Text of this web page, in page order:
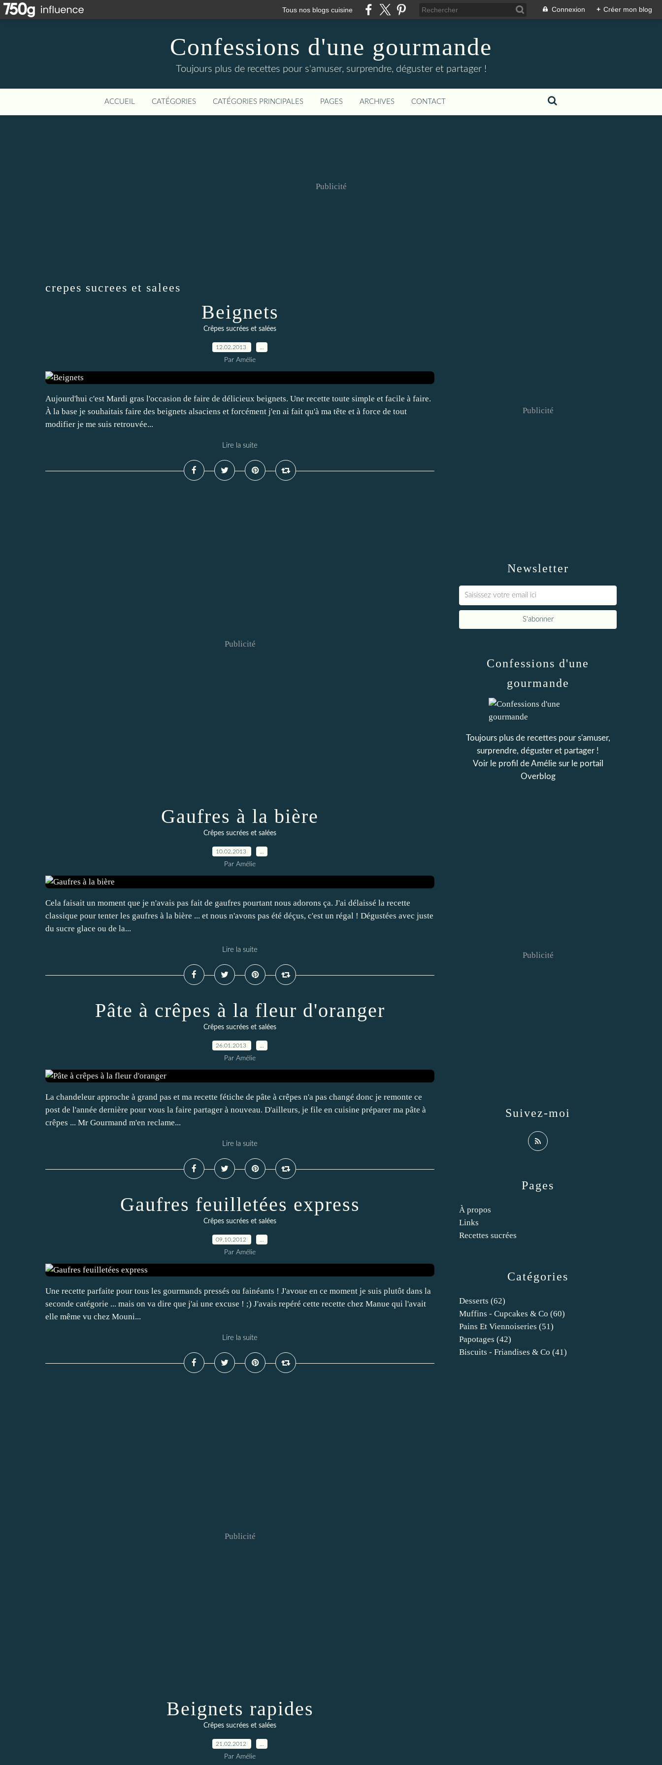
Tous nos blogs cuisine Connexion + Créer mon blog
Confessions d'une gourmande
Toujours plus de recettes pour s'amuser, surprendre, déguster et partager !
ACCUEIL CATÉGORIES CATÉGORIES PRINCIPALES PAGES ARCHIVES CONTACT
Publicité
crepes sucrees et salees
Beignets
Crêpes sucrées et salées
12.02.2013
Par Amélie
Aujourd'hui c'est Mardi gras l'occasion de faire de délicieux beignets. Une recette toute simple et facile à faire.
À la base je souhaitais faire des beignets alsaciens et forcément j'en ai fait qu'à ma tête et à force de tout
modifier je me suis retrouvée...
Lire la suite
Publicité
Gaufres à la bière
Crêpes sucrées et salées
10.02.2013
Par Amélie
Cela faisait un moment que je n'avais pas fait de gaufres pourtant nous adorons ça. J'ai délaissé la recette
classique pour tenter les gaufres à la bière ... et nous n'avons pas été déçus, c'est un régal ! Dégustées avec juste
du sucre glace ou de la...
Lire la suite
Pâte à crêpes à la fleur d'oranger
Crêpes sucrées et salées
26.01.2013
Par Amélie
La chandeleur approche à grand pas et ma recette fétiche de pâte à crêpes n'a pas changé donc je remonte ce
post de l'année dernière pour vous la faire partager à nouveau. D'ailleurs, je file en cuisine préparer ma pâte à
crêpes ... Mr Gourmand m'en reclame...
Lire la suite
Gaufres feuilletées express
Crêpes sucrées et salées
09.10.2012
Par Amélie
Une recette parfaite pour tous les gourmands pressés ou fainéants ! J'avoue en ce moment je suis plutôt dans la
seconde catégorie ... mais on va dire que j'ai une excuse ! ;) J'avais repéré cette recette chez Manue qui l'avait
elle même vu chez Mouni...
Lire la suite
Publicité
Beignets rapides
Crêpes sucrées et salées
21.02.2012
Par Amélie
Newsletter
Publicité
Catégories
Desserts (62)
Muffins - Cupcakes & Co (60)
Pains Et Viennoiseries (51)
Papotages (42)
Biscuits - Friandises & Co (41)
Pages
À propos
Links
Recettes sucrées
Confessions d'une
gourmande
Toujours plus de recettes pour s'amuser,
surprendre, déguster et partager !
Voir le profil deAméliesur le portail
Overblog
Suivez-moi
Publicité